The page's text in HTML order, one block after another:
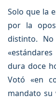
Solo que la
por la
distinto.
dura doce
Votó «en
mandato su